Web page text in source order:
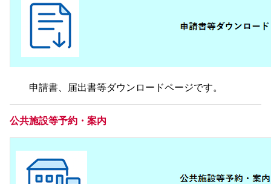
申請書、届出書等ダウンロードページです。
公共施設等予約・案内